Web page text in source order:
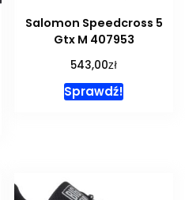
Salomon Speedcross 5
Gtx M 407953
543,00zł
Sprawdź!